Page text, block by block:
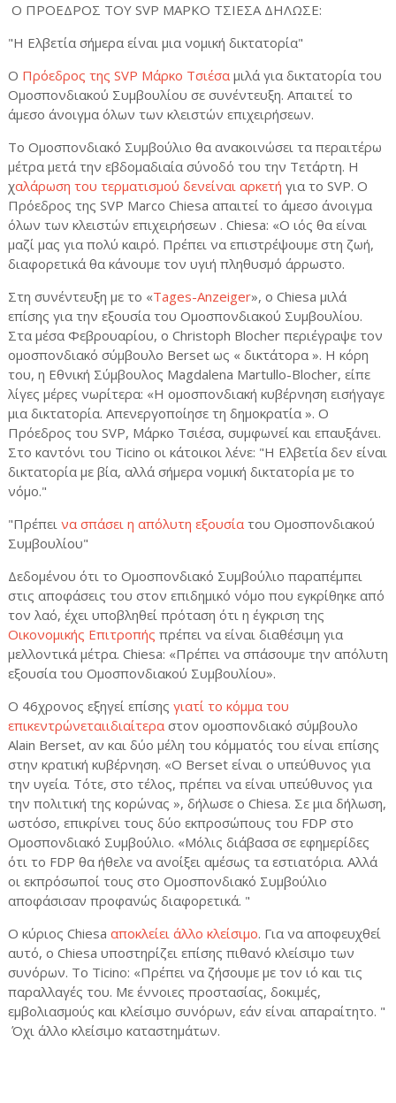
Ο ΠΡΟΕΔΡΟΣ ΤΟΥ SVP ΜΑΡΚΟ ΤΣΙΕΣΑ ΔΗΛΩΣΕ:
"Η Ελβετία σήμερα είναι μια νομική δικτατορία"
Ο Πρόεδρος της SVP Μάρκο Τσιέσαμιλά για δικτατορία του
Ομοσπονδιακού Συμβουλίου σε συνέντευξη. Απαιτεί το
άμεσο άνοιγμα όλων των κλειστών επιχειρήσεων.
Το Ομοσπονδιακό Συμβούλιο θα ανακοινώσει τα περαιτέρω
μέτρα μετά την εβδομαδιαία σύνοδό του την Τετάρτη. Η
χαλάρωση του τερματισμού δενείναι αρκετή για το SVP. Ο
Πρόεδρος της SVP Marco Chiesa απαιτεί το άμεσο άνοιγμα
όλων των κλειστών επιχειρήσεων . Chiesa: «Ο ιός θα είναι
μαζί μας για πολύ καιρό. Πρέπει να επιστρέψουμε στη ζωή,
διαφορετικά θα κάνουμε τον υγιή πληθυσμό άρρωστο.
Στη συνέντευξη με το «Tages-Anzeiger», ο Chiesa μιλά
επίσης για την εξουσία του Ομοσπονδιακού Συμβουλίου.
Στα μέσα Φεβρουαρίου, ο Christoph Blocherπεριέγραψε τον
ομοσπονδιακό σύμβουλο Bersetως « δικτάτορα ». Η κόρη
του, η Εθνική Σύμβουλος Magdalena Martullo-Blocher, είπε
λίγες μέρες νωρίτερα: «Η ομοσπονδιακή κυβέρνηση εισήγαγε
μια δικτατορία. Απενεργοποίησε τη δημοκρατία ». Ο
Πρόεδρος του SVP, Μάρκο Τσιέσα, συμφωνεί και επαυξάνει.
Στο καντόνι του Ticino οι κάτοικοι λένε: "Η Ελβετία δεν είναι
δικτατορία με βία, αλλά σήμερα νομική δικτατορία με το
νόμο."
"Πρέπει να σπάσει η απόλυτη εξουσίατου Ομοσπονδιακού
Συμβουλίου"
Δεδομένου ότι το Ομοσπονδιακό Συμβούλιο παραπέμπει
στις αποφάσεις του στον επιδημικό νόμο που εγκρίθηκε από
τον λαό, έχει υποβληθεί πρόταση ότι η έγκριση της
Οικονομικής Επιτροπής πρέπει να είναι διαθέσιμη για
μελλοντικά μέτρα. Chiesa: «Πρέπει να σπάσουμε την απόλυτη
εξουσία του Ομοσπονδιακού Συμβουλίου».
Ο 46χρονος εξηγεί επίσης γιατί το κόμμα του
επικεντρώνεταιιδιαίτερα στον ομοσπονδιακό σύμβουλο
Alain Berset, αν και δύο μέλη του κόμματός του είναι επίσης
στην κρατική κυβέρνηση. «Ο Bersetείναι ο υπεύθυνος για
την υγεία. Τότε, στο τέλος, πρέπει να είναι υπεύθυνος για
την πολιτική της κορώνας », δήλωσε ο Chiesa. Σε μια δήλωση,
ωστόσο, επικρίνει τους δύο εκπροσώπους του FDP στο
Ομοσπονδιακό Συμβούλιο. «Μόλις διάβασα σε εφημερίδες
ότι το FDP θα ήθελε να ανοίξει αμέσως τα εστιατόρια. Αλλά
οι εκπρόσωποί τους στο Ομοσπονδιακό Συμβούλιο
αποφάσισαν προφανώς διαφορετικά. "
Ο κύριος Chiesa αποκλείει άλλο κλείσιμο. Για να αποφευχθεί
αυτό, ο Chiesa υποστηρίζει επίσης πιθανό κλείσιμο των
συνόρων. Το Ticino: «Πρέπει να ζήσουμε με τον ιό και τις
παραλλαγές του. Με έννοιες προστασίας, δοκιμές,
εμβολιασμούς και κλείσιμο συνόρων, εάν είναι απαραίτητο. "
Όχι άλλο κλείσιμο καταστημάτων.